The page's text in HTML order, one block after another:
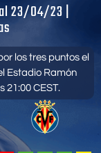
23/04/23 |
los tres puntos el
Estadio Ramón
21:00 CEST.